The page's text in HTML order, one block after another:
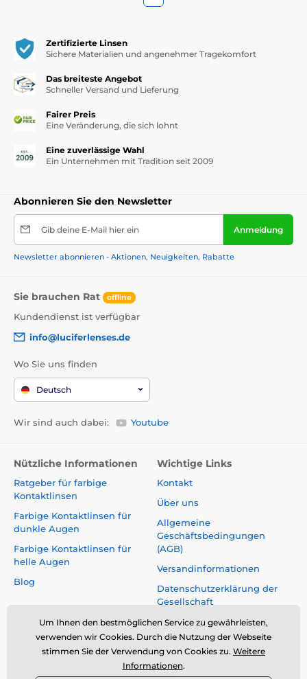
Zertifizierte Linsen
Sichere Materialien und angenehmer Tragekomfort
Das breiteste Angebot
Schneller Versand und Lieferung
Fairer Preis
Eine Veränderung, die sich lohnt
Eine zuverlässige Wahl
Ein Unternehmen mit Tradition seit 2009
Abonnieren Sie den Newsletter
Gib deine E-Mail hier ein Anmeldung
Newsletter abonnieren - Aktionen, Neuigkeiten, Rabatte
Sie brauchen Rat offline
Kundendienst ist verfügbar
info@luciferlenses.de
Wo Sie uns finden
Deutsch
Wir sind auch dabei: Youtube
Nützliche Informationen
Ratgeber für farbige
Kontaktlinsen
Farbige Kontaktlinsen für
dunkle Augen
Farbige Kontaktlinsen für
helle Augen
Blog
Wichtige Links
Kontakt
Über uns
Allgemeine
Geschäftsbedingungen
(AGB)
Versandinformationen
Datenschutzerklärung der
Gesellschaft
Reklamationen und Rücktritt
vom Vertrag
Sicherheit und Qualität ohne
Kompromisse
Um Ihnen den bestmöglichen Service zu gewährleisten,
verwenden wir Cookies. Durch die Nutzung der Webseite
stimmen Sie der Verwendung von Cookies zu. Weitere
Informationen.